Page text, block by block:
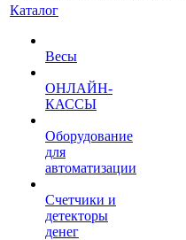
Каталог
Весы
ОНЛАЙН-
КАССЫ
Оборудование
для
автоматизации
Счетчики и
детекторы
денег